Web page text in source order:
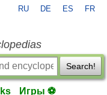
RU DE ES FR
Search!
Игры ⚽